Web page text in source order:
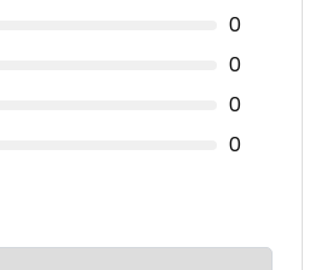
0
0
0
0